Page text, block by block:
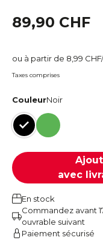
89,90 CHF
ou à partir de 8,99
Taxes comprises
CouleurNoir
Noir
avec
En stock
Commandez avant
ouvrable suivant
Paiement sécurisé